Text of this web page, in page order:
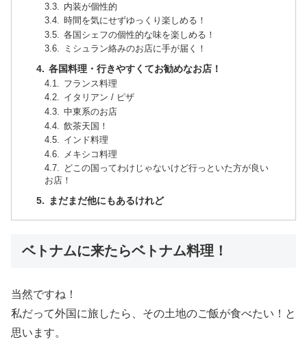
内装が個性的
時間を気にせずゆっくり楽しめる！
各国シェフの個性的な味を楽しめる！
ミシュラン絡みのお店に手が届く！
各国料理・行きやすくてお勧めなお店！
フランス料理
イタリアン / ピザ
中東系のお店
飲茶天国！
インド料理
メキシコ料理
どこの国ってわけじゃないけど行っといた方が良い
お店！
まだまだ他にもあるけれど
ベトナムに来たらベトナム料理！
当然ですね！
私だって外国に旅したら、その土地のご飯が食べたい！と
思います。